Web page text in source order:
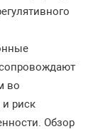
вождают
во
и риск
. Обзор